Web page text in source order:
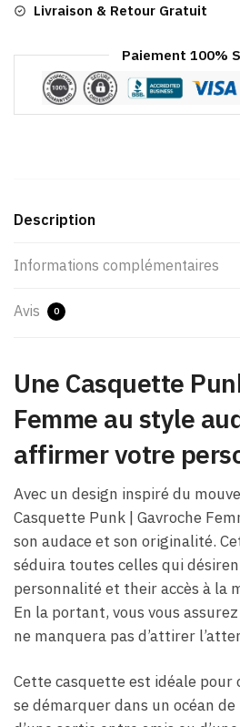
Livraison & Retour Gratuit
Paiement 100%
Description
Informations complémentaires
Avis 0
Une Casquette
Femme au style
affirmer votre
Avec un design inspiré du
Casquette Punk | Gavroche
son audace et son originalité.
séduira toutes celles qui
personnalité et their accès à la
En la portant, vous vous
ne manquera pas d’attirer
Cette casquette est idéale pour
se démarquer dans un océan de